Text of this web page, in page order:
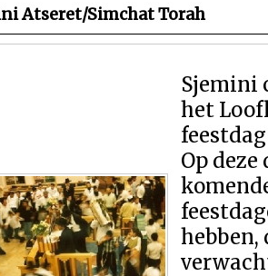
Atseret/Simchat Torah
Sjemini
het
Op
hebben,